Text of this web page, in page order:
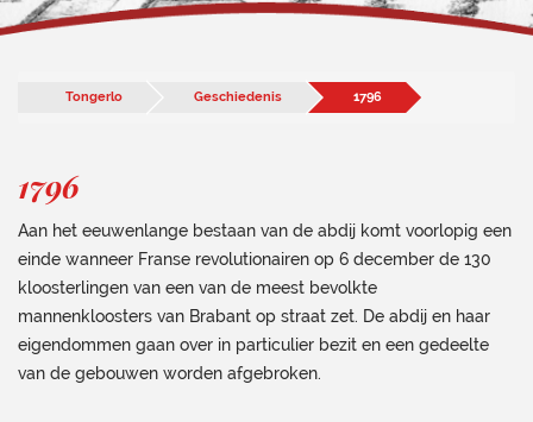
Tongerlo Geschiedenis 1796
1796
Aan het eeuwenlange bestaan van de abdij komt voorlopig een
einde wanneer Franse revolutionairen op 6 december de 130
kloosterlingen van een van de meest bevolkte
mannenkloosters van Brabant op straat zet. De abdij en haar
eigendommen gaan over in particulier bezit en een gedeelte
van de gebouwen worden afgebroken.